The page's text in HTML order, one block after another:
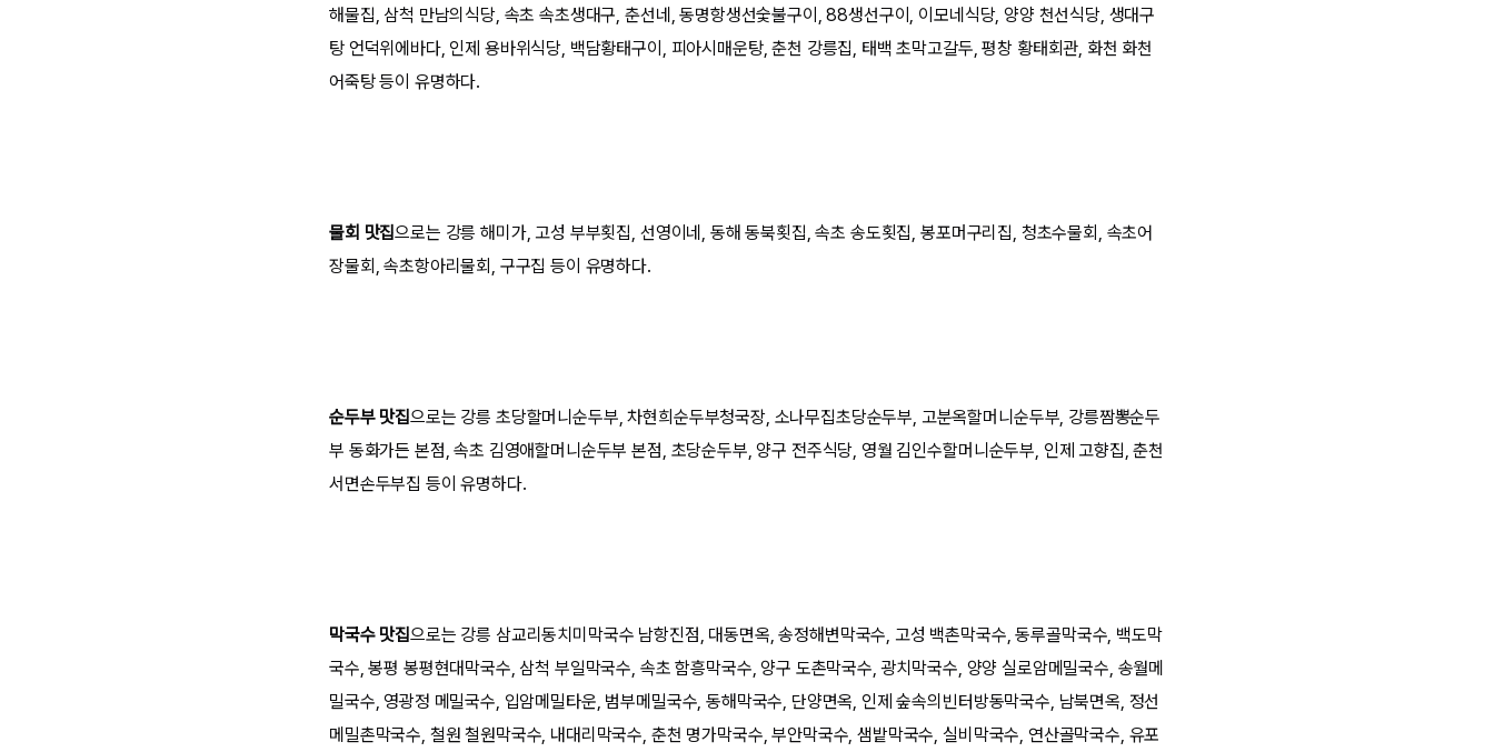
해물집, 삼척 만남의식당, 속초 속초생대구, 춘선네, 동명항생선숯불구이, 88생선구이, 이모네식당, 양양 천선식당, 생대구
탕 언덕위에바다, 인제 용바위식당, 백담황태구이, 피아시매운탕, 춘천 강릉집, 태백 초막고갈두, 평창 황태회관, 화천 화천
어죽탕 등이 유명하다.
물회 맛집으로는 강릉 해미가, 고성 부부횟집, 선영이네, 동해 동북횟집, 속초 송도횟집, 봉포머구리집, 청초수물회, 속초어
장물회, 속초항아리물회, 구구집 등이 유명하다.
순두부 맛집으로는 강릉 초당할머니순두부, 차현희순두부청국장, 소나무집초당순두부, 고분옥할머니순두부, 강릉짬뽕순두
부 동화가든 본점, 속초 김영애할머니순두부 본점, 초당순두부, 양구 전주식당, 영월 김인수할머니순두부, 인제 고향집, 춘천
서면손두부집 등이 유명하다.
막국수 맛집으로는 강릉 삼교리동치미막국수 남항진점, 대동면옥, 송정해변막국수, 고성 백촌막국수, 동루골막국수, 백도막
국수, 봉평 봉평현대막국수, 삼척 부일막국수, 속초 함흥막국수, 양구 도촌막국수, 광치막국수, 양양 실로암메밀국수, 송월메
밀국수, 영광정 메밀국수, 입암메밀타운, 범부메밀국수, 동해막국수, 단양면옥, 인제 숲속의빈터방동막국수, 남북면옥, 정선
메밀촌막국수, 철원 철원막국수, 내대리막국수, 춘천 명가막국수, 부안막국수, 샘밭막국수, 실비막국수, 연산골막국수, 유포